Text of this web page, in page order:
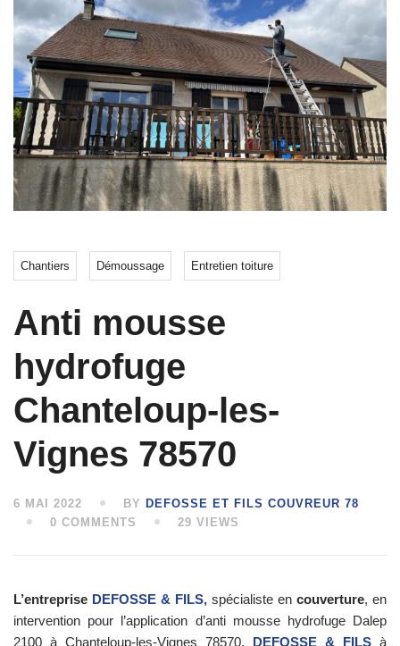
Chantiers Démoussage Entretien toiture
Anti mousse
hydrofuge
Chanteloup-les-
Vignes 78570
6 MAI 2022 BY DEFOSSE ET FILS COUVREUR 78
0 COMMENTS
29 VIEWS
L’entreprise DEFOSSE & FILS, spécialiste en couverture, en
intervention pour l’application d’anti mousse hydrofuge Dalep
2100 à Chanteloup-les-Vignes 78570. DEFOSSE & FILS à